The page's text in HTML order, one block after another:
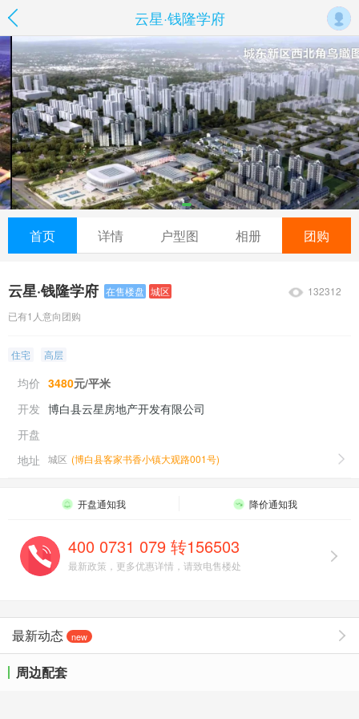
云星·钱隆学府
首页 详情 户型图 相册 团购
132312
云星·钱隆学府 在售楼盘 城区
已有1人意向团购
住宅 高层
均价 3480元/平米
开发 博白县云星房地产开发有限公司
开盘
地址
城区 (博白县客家书香小镇大观路001号)
开盘通知我 降价通知我
400 0731 079 转156503
最新政策，更多优惠详情，请致电售楼处
最新动态 new
周边配套